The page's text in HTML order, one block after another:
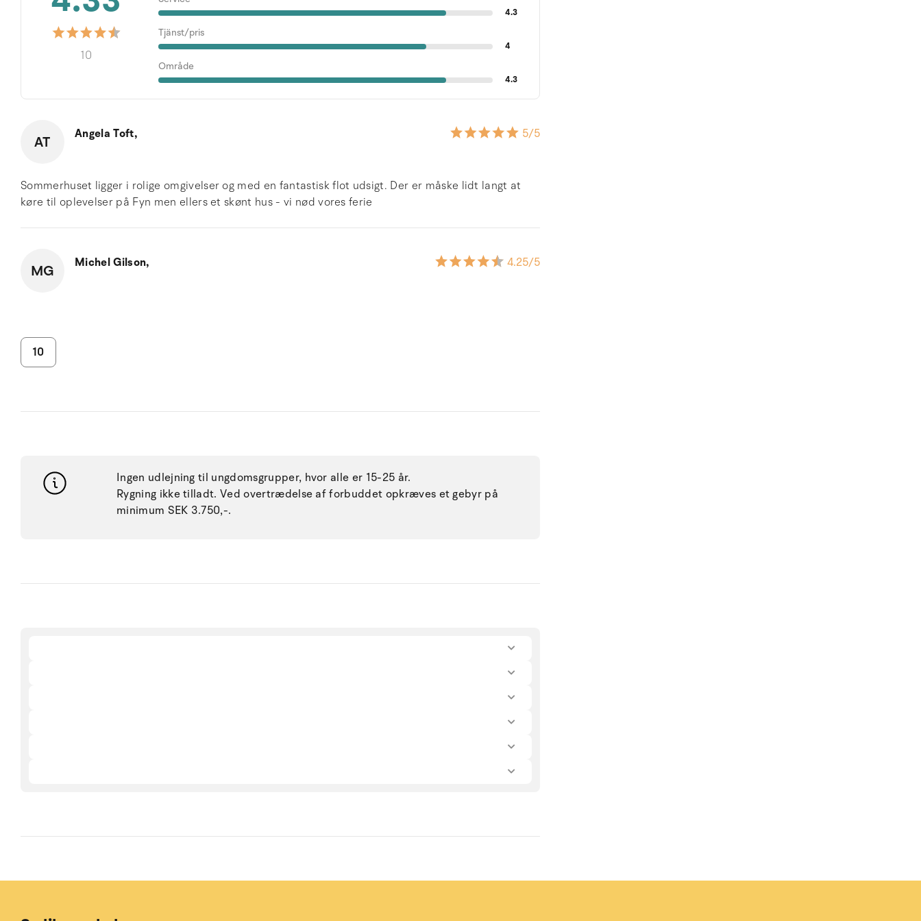
10
4.3
Tjänst/pris
4
Område
4.3
AT Angela Toft, 5/5
Sommerhuset ligger i rolige omgivelser og med en fantastisk flot udsigt. Der er måske lidt langt at
køre til oplevelser på Fyn men ellers et skønt hus - vi nød vores ferie
MG Michel Gilson, 4.25/5
10
Ingen udlejning til ungdomsgrupper, hvor alle er 15-25 år.
Rygning ikke tilladt. Ved overtrædelse af forbuddet opkræves et gebyr på
minimum SEK 3.750,-.